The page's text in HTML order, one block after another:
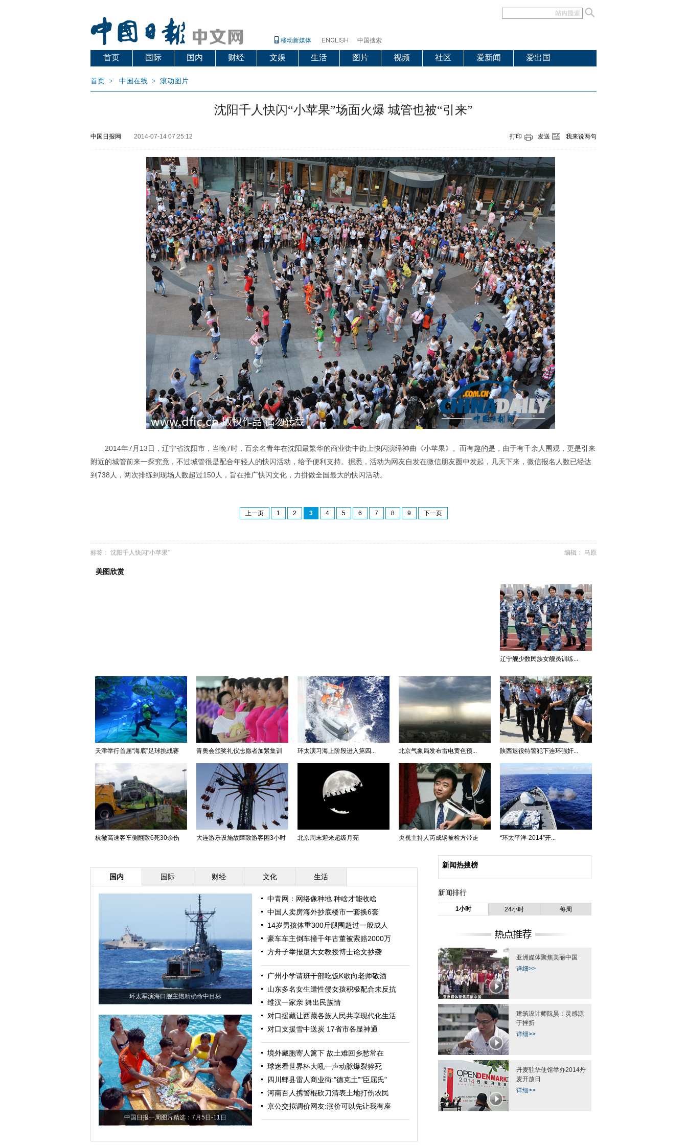
移动新媒体 中国搜索
首页 国际 国内 财经 文娱 生活 图片 视频 社区 爱新闻 爱出国
首页 > 中国在线 > 滚动图片
沈阳千人快闪“小苹果”场面火爆 城管也被“引来”
中国日报网 2014-07-14 07:25:12 打印 发送 我来说两句
2014年7月13日，辽宁省沈阳市，当晚7时，百余名青年在沈阳最繁华的商业街中街上快闪演绎神曲《小苹果》。而有趣的是，由于有千余人围观，更是引来
附近的城管前来一探究竟，不过城管很是配合年轻人的快闪活动，给予便利支持。据悉，活动为网友自发在微信朋友圈中发起，几天下来，微信报名人数已经达
到738人，两次排练到现场人数超过150人，旨在推广快闪文化，力拼做全国最大的快闪活动。
上一页 1 2 3 4 5 6 7 8 9 下一页
编辑： 马原
标签： 沈阳千人快闪“小苹果”
美图欣赏
辽宁舰少数民族女舰员训练...
天津举行首届“海底”足球挑战赛 青奥会颁奖礼仪志愿者加紧集训 环太演习海上阶段进入第四... 北京气象局发布雷电黄色预... 陕西退役特警犯下连环强奸...
杭徽高速客车侧翻致6死30余伤 大连游乐设施故障致游客困3小时 北京周末迎来超级月亮 央视主持人芮成钢被检方带走 “环太平洋-2014”开...
国内 国际 财经 文化 生活
环太军演海口舰主炮精确命中目标
中国日报一周图片精选：7月5日-11日
中青网：网络像种地 种啥才能收啥
中国人卖房海外抄底楼市一套换6套
14岁男孩体重300斤腿围超过一般成人
豪车车主倒车撞千年古董被索赔2000万
方舟子举报厦大女教授博士论文抄袭
广州小学请班干部吃饭K歌向老师敬酒
山东多名女生遭性侵女孩积极配合未反抗
维汉一家亲 舞出民族情
对口援藏让西藏各族人民共享现代化生活
对口支援雪中送炭 17省市各显神通
境外藏胞寄人篱下 故土难回乡愁常在
球迷看世界杯大吼一声动脉爆裂猝死
四川郫县雷人商业街:"德克土""臣屈氏"
河南百人携警棍砍刀清表土地打伤农民
京公交拟调价网友:涨价可以先让我有座
新闻热搜榜
新闻排行
1小时 24小时 每周
亚洲媒体聚焦美丽中国
详细>>
建筑设计师阮昊：灵感源
于挫折
详细>>
丹麦驻华使馆举办2014丹
麦开放日
详细>>